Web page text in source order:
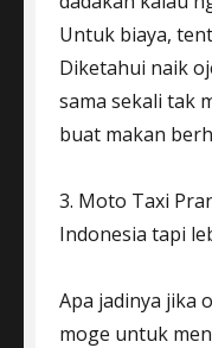
Untuk biaya,
Diketahui naik
sama sekali tak
buat makan
3. Moto Taxi
Indonesia tapi
Apa jadinya jika
moge untuk